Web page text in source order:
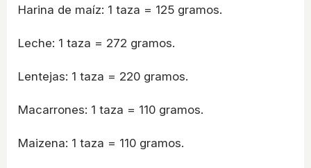
Harina de maíz: 1 taza = 125 gramos.
Leche: 1 taza = 272 gramos.
Lentejas: 1 taza = 220 gramos.
Macarrones: 1 taza = 110 gramos.
Maizena: 1 taza = 110 gramos.